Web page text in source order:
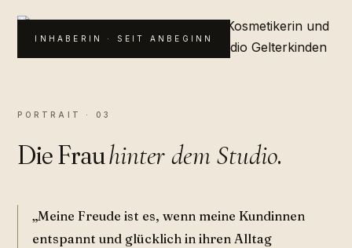
INHABERIN · SEIT ANBEGINN
PORTRAIT · 03
Die Frauhinter dem Studio.
„Meine Freude ist es, wenn meine Kundinnen
entspannt und glücklich in ihren Alltag